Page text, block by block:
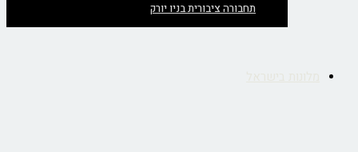
תחבורה ציבורית בניו יורק